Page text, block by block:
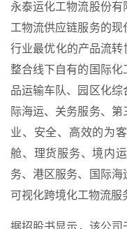
永泰运化工物流股份
工物流供应链服务的
行业最优化的产品流转
整合线下自有的国际
品运输车队、园区化综
际海运、关务服务、
业、安全、高效的为
舱、理货服务、境内
务、港区服务、国际海
可视化跨境化工物流服